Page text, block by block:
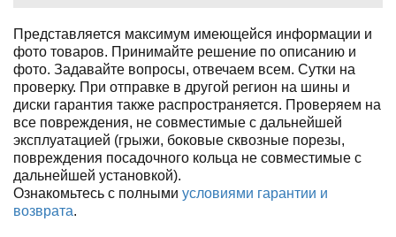
Представляется максимум имеющейся информации и
фото товаров. Принимайте решение по описанию и
фото. Задавайте вопросы, отвечаем всем. Сутки на
проверку. При отправке в другой регион на шины и
диски гарантия также распространяется. Проверяем на
все повреждения, не совместимые с дальнейшей
эксплуатацией (грыжи, боковые сквозные порезы,
повреждения посадочного кольца не совместимые с
дальнейшей установкой).
Ознакомьтесь с полными условиями гарантии и
возврата.